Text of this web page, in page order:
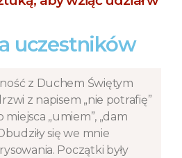
uczestników
z Duchem Świętym
z napisem „nie potrafię”
miejsca „umiem”, „dam
się we mnie
Początki były